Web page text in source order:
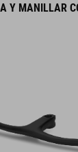
Y MANILLAR